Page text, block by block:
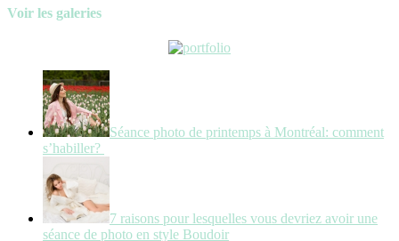
Voir les galeries
Séance photo de printemps à Montréal: comment
s’habiller?
7 raisons pour lesquelles vous devriez avoir une
séance de photo en style Boudoir